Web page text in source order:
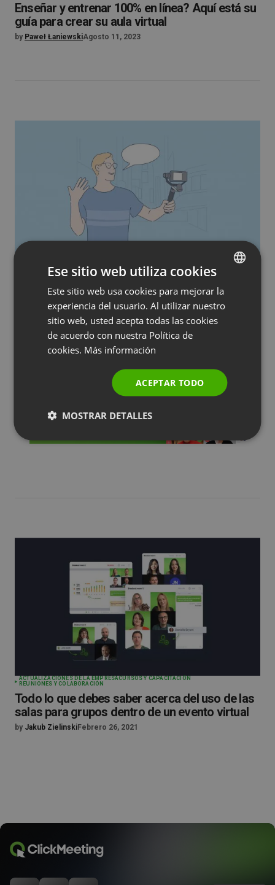
Enseñar y entrenar 100% en línea? Aquí está su
guía para crear su aula virtual
by Paweł ŁaniewskiAgosto 11, 2023
TRUCOS Y SUGERENCIAS
web grabados
Jacob ThomasMay 27, 2021
ACTUALIZACIONES DE LA EMPRESACURSOS Y CAPACITACIÓN
REUNIONES Y COLABORACIÓN
Todo lo que debes saber acerca del uso de las
salas para grupos dentro de un evento virtual
by Jakub ZielinskiFebrero 26, 2021
ENGLISH
FRENCH
RUSSIAN
SPANISH
Ese sitio web utiliza cookies
Este sitio web usa cookies para mejorar la
experiencia del usuario. Al utilizar nuestro
sitio web, usted acepta todas las cookies
de acuerdo con nuestra Política de
cookies. Más información
ACEPTAR TODO
MOSTRAR DETALLES